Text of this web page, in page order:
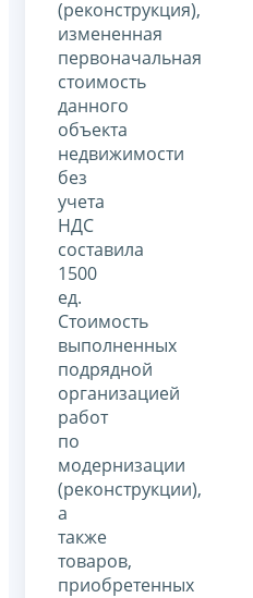
(реконструкция),
измененная
первоначальная
стоимость
данного
объекта
недвижимости
без
учета
НДС
составила
1500
ед.
Стоимость
выполненных
подрядной
организацией
работ
по
модернизации
(реконструкции),
а
также
товаров,
приобретенных